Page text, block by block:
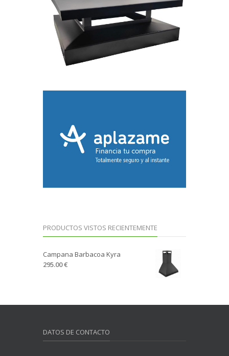
PRODUCTOS VISTOS RECIENTEMENTE
Campana Barbacoa Kyra
295.00 €
DATOS DE CONTACTO